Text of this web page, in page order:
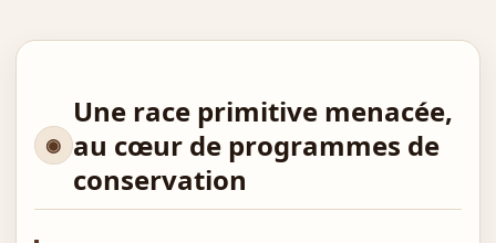
Une race primitive menacée,
au cœur de programmes de
conservation